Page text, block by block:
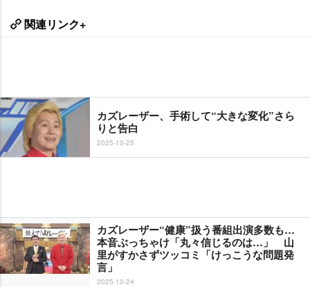
関連リンク+
カズレーザー、手術して“大きな変化”さら
りと告白
2025-10-25
カズレーザー“健康”扱う番組出演多数も…
本音ぶっちゃけ「丸々信じるのは…」 山
里がすかさずツッコミ「けっこうな問題発
言」
2025-10-24